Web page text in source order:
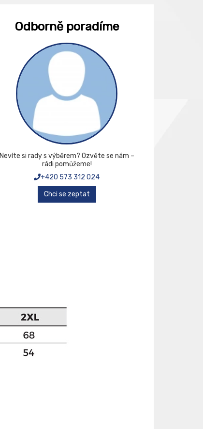
Odborně poradíme
Nevíte si rady s výběrem? Ozvěte se nám –
rádi pomůžeme!
+420 573 312 024
Chci se zeptat